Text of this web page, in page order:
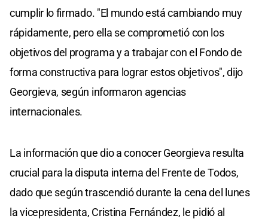
cumplir lo firmado. "El mundo está cambiando muy
rápidamente, pero ella se comprometió con los
objetivos del programa y a trabajar con el Fondo de
forma constructiva para lograr estos objetivos", dijo
Georgieva, según informaron agencias
internacionales.
La información que dio a conocer Georgieva resulta
crucial para la disputa interna del Frente de Todos,
dado que según trascendió durante la cena del lunes
la vicepresidenta, Cristina Fernández, le pidió al